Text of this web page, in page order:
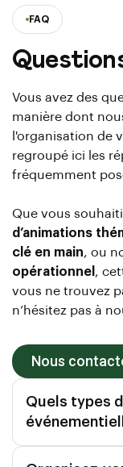
FAQ
Vous avez des
manière dont
l'organisation de
regroupé ici les
fréquemment
Que vous
d’animations
clé en main, ou
opérationnel ,
vous ne trouvez
n’hésitez pas à
Nous
Quels types